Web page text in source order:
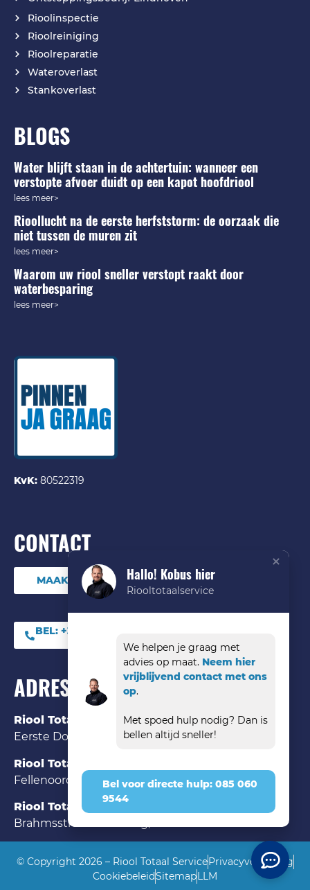
Rioolinspectie
Rioolreiniging
Rioolreparatie
Wateroverlast
Stankoverlast
BLOGS
Water blijft staan in de achtertuin: wanneer een
verstopte afvoer duidt op een kapot hoofdriool
lees meer>
Rioollucht na de eerste herfststorm: de oorzaak die
niet tussen de muren zit
lees meer>
Waarom uw riool sneller verstopt raakt door
waterbesparing
lees meer>
KvK: 80522319
CONTACT
MAAK DIRECT EEN ONLINE AFSPRAAK
BEL: +31 (0) 85 06 09
ADRES
Riool Totaal Service Den Bosch
Eerste Donk 121 ‘s-Hertogenbosch, 5233 HK
Riool Totaal Service Eindhoven
Fellenoord 35 Eindhoven, 5612 AA
Riool Totaal Service Tilburg
Brahmsstraat 84 Tilburg, 5011 DC
© Copyright 2026 – Riool Totaal ServicePrivacyverklaring
CookiebeleidSitemapLLM
Hallo! Kobus hier
Riooltotaalservice
We helpen je graag met
advies op maat. Neem hier
vrijblijvend contact met ons
op.
Met spoed hulp nodig? Dan is
bellen altijd sneller!
Bel voor directe hulp: 085 060
9544